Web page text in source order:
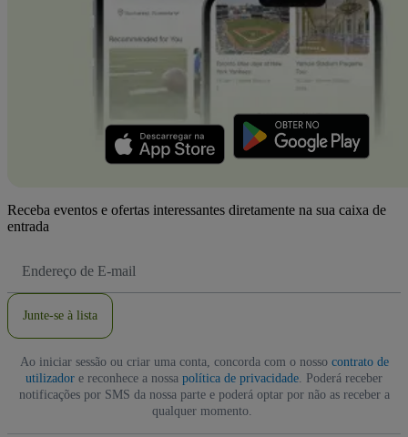
Receba eventos e ofertas interessantes diretamente na sua caixa de
entrada
de
Junte-se à lista
Ao iniciar sessão ou criar uma conta, concorda com o nosso contrato de
utilizador e reconhece a nossa política de privacidade. Poderá receber
notificações por SMS da nossa parte e poderá optar por não as receber a
qualquer momento.